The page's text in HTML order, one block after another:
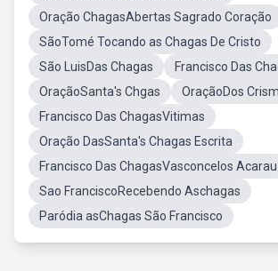
Oração ChagasAbertas Sagrado Coração
SãoTomé Tocando as Chagas De Cristo
São LuisDas Chagas
Francisco Das
OraçãoSanta's Chgas
OraçãoDos
Francisco Das ChagasVitimas
Oração DasSanta's Chagas Escrita
Francisco Das ChagasVasconcelos Acarau
Sao FranciscoRecebendo Aschagas
Paródia asChagas São Francisco